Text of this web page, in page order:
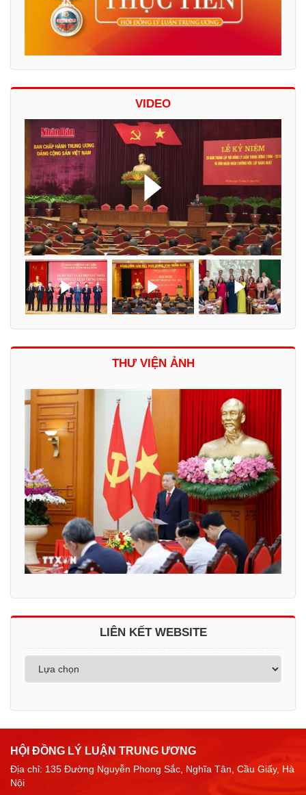
VIDEO
THƯ VIỆN ẢNH
LIÊN KẾT WEBSITE
HỘI ĐỒNG LÝ LUẬN TRUNG ƯƠNG
Địa chỉ: 135 Đường Nguyễn Phong Sắc, Nghĩa Tân, Cầu Giấy, Hà
Nội